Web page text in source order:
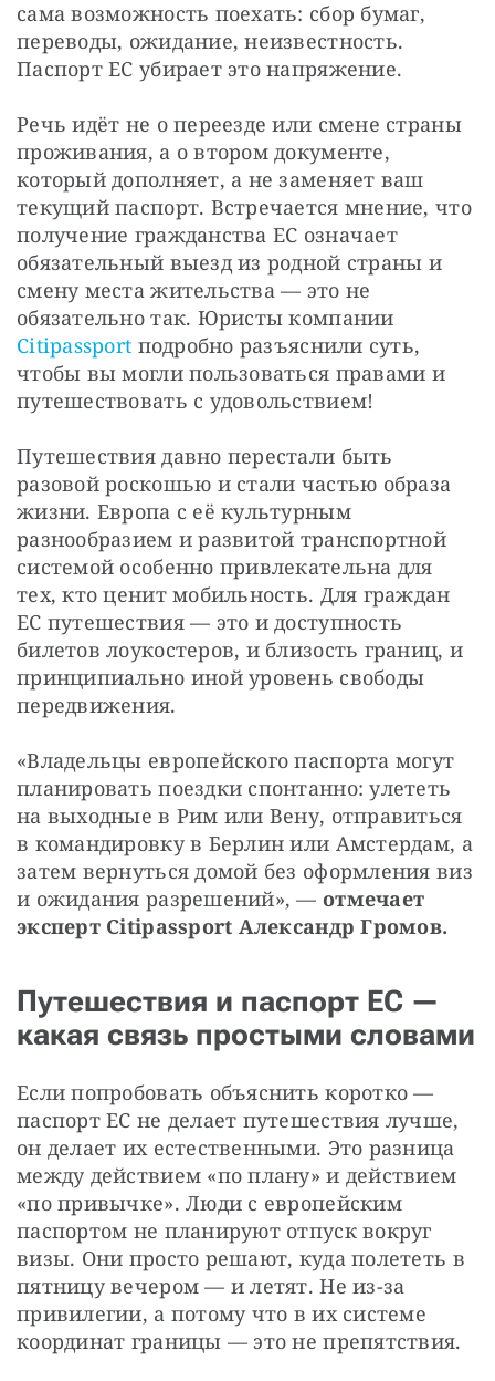
сама возможность поехать: сбор бумаг,
переводы, ожидание, неизвестность.
Паспорт ЕС убирает это напряжение.
Речь идёт не о переезде или смене страны
проживания, а о втором документе,
который дополняет, а не заменяет ваш
текущий паспорт. Встречается мнение, что
получение гражданства ЕС означает
обязательный выезд из родной страны и
смену места жительства — это не
Citipassport подробно разъяснили суть,
чтобы вы могли пользоваться правами и
путешествовать с удовольствием!
Путешествия давно перестали быть
разовой роскошью и стали частью образа
жизни. Европа с её культурным
разнообразием и развитой транспортной
системой особенно привлекательна для
тех, кто ценит мобильность. Для граждан
ЕС путешествия — это и доступность
билетов лоукостеров, и близость границ, и
принципиально иной уровень свободы
передвижения.
«Владельцы европейского паспорта могут
планировать поездки спонтанно: улететь
на выходные в Рим или Вену, отправиться
в командировку в Берлин или Амстердам, а
затем вернуться домой без оформления виз
и ожидания разрешений», — отмечает
эксперт Citipassport Александр Громов.
Путешествия и паспорт ЕС —
какая связь простыми словами
Если попробовать объяснить коротко —
паспорт ЕС не делает путешествия лучше,
он делает их естественными. Это разница
между действием «по плану» и действием
«по привычке». Люди с европейским
паспортом не планируют отпуск вокруг
визы. Они просто решают, куда полететь в
пятницу вечером — и летят. Не из-за
привилегии, а потому что в их системе
координат границы — это не препятствия.